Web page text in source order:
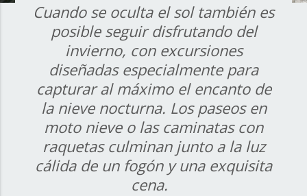
Cuando se oculta el sol también es
posible seguir disfrutando del
invierno, con excursiones
diseñadas especialmente para
capturar al máximo el encanto de
la nieve nocturna. Los paseos en
moto nieve o las caminatas con
raquetas culminan junto a la luz
cálida de un fogón y una exquisita
cena.